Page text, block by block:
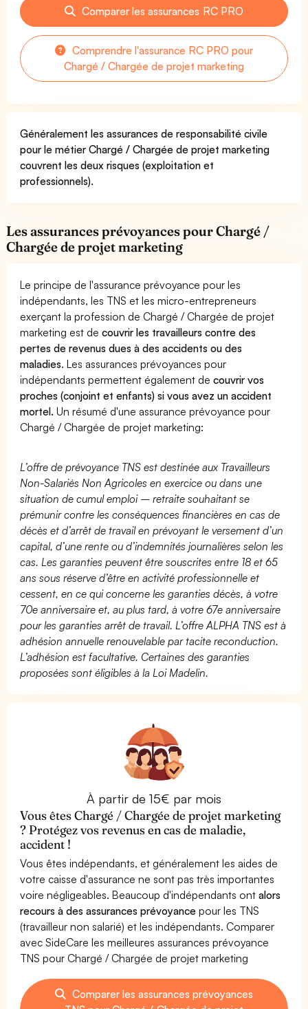
Comparer les assurances RC PRO
Comprendre l'assurance RC PRO pour
Chargé / Chargée de projet marketing
Généralement les assurances de responsabilité civile
pour le métier Chargé / Chargée de projet marketing
couvrent les deux risques (exploitation et
professionnels).
Les assurances prévoyances pour Chargé /
Chargée de projet marketing
Le principe de l'assurance prévoyance pour les
indépendants, les TNS et les micro-entrepreneurs
exerçant la profession de Chargé / Chargée de projet
marketing est decouvrir les travailleurs contre des
pertes de revenus dues à des accidents ou des
maladies. Les assurances prévoyances pour
indépendants permettent également decouvrir vos
proches (conjoint et enfants) si vous avez un accident
mortel. Un résumé d'une assurance prévoyance pour
Chargé / Chargée de projet marketing:
L’offre de prévoyance TNS est destinée aux Travailleurs
Non-Salariés Non Agricoles en exercice ou dans une
situation de cumul emploi – retraite souhaitant se
prémunir contre les conséquences financières en cas de
décès et d’arrêt de travail en prévoyant le versement d’un
capital, d’une rente ou d’indemnités journalières selon les
cas. Les garanties peuvent être souscrites entre 18 et 65
ans sous réserve d’être en activité professionnelle et
cessent, en ce qui concerne les garanties décès, à votre
70e anniversaire et, au plus tard, à votre 67e anniversaire
pour les garanties arrêt de travail. L’offre ALPHA TNS est à
adhésion annuelle renouvelable par tacite reconduction.
L’adhésion est facultative. Certaines des garanties
proposées sont éligibles à la Loi Madelin.
À partir de 15€ par mois
Vous êtes Chargé / Chargée de projet marketing
? Protégez vos revenus en cas de maladie,
accident !
Vous êtes indépendants, et généralement les aides de
votre caisse d'assurance ne sont pas très importantes
voire négligeables. Beaucoup d'indépendants ontalors
recours à des assurances prévoyance pour les TNS
(travailleur non salarié) et les indépendants. Comparer
avec SideCare les meilleures assurances prévoyance
TNS pour Chargé / Chargée de projet marketing
Comparer les assurances prévoyances